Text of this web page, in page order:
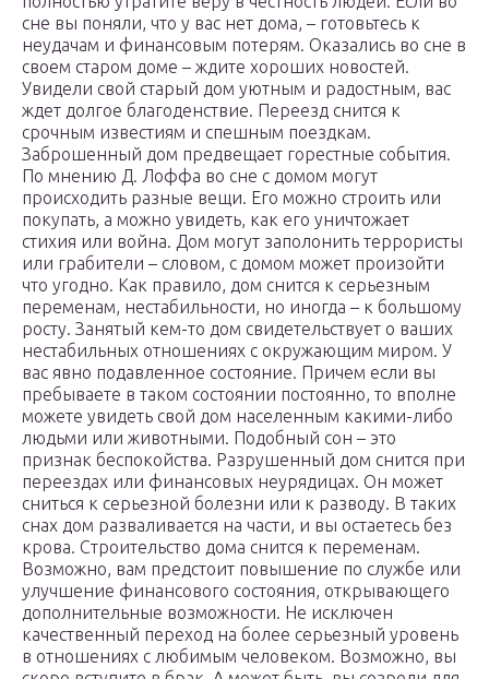
сне вы поняли, что у вас нет дома, – готовьтесь к
неудачам и финансовым потерям. Оказались во сне в
своем старом доме – ждите хороших новостей.
Увидели свой старый дом уютным и радостным, вас
ждет долгое благоденствие. Переезд снится к
срочным известиям и спешным поездкам.
Заброшенный дом предвещает горестные события.
По мнению Д. Лоффа во сне с домом могут
происходить разные вещи. Его можно строить или
покупать, а можно увидеть, как его уничтожает
стихия или война. Дом могут заполонить террористы
или грабители – словом, с домом может произойти
что угодно. Как правило, дом снится к серьезным
переменам, нестабильности, но иногда – к большому
росту. Занятый кем-то дом свидетельствует о ваших
нестабильных отношениях с окружающим миром. У
вас явно подавленное состояние. Причем если вы
пребываете в таком состоянии постоянно, то вполне
можете увидеть свой дом населенным какими-либо
людьми или животными. Подобный сон – это
признак беспокойства. Разрушенный дом снится при
переездах или финансовых неурядицах. Он может
сниться к серьезной болезни или к разводу. В таких
снах дом разваливается на части, и вы остаетесь без
крова. Строительство дома снится к переменам.
Возможно, вам предстоит повышение по службе или
улучшение финансового состояния, открывающего
дополнительные возможности. Не исключен
качественный переход на более серьезный уровень
в отношениях с любимым человеком. Возможно, вы